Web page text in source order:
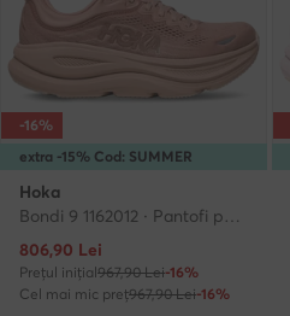
extra -15% Cod: SUMMER
-16%
Hoka
Bondi 9 1162012 · Pantofi pentru alergare
Prețul actual
806,90 Lei
Prețul inițial967,90 Lei-16%
Cel mai mic preț967,90 Lei-16%